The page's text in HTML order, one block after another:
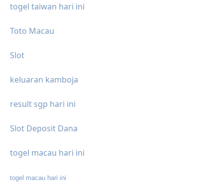
togel taiwan hari ini
Toto Macau
Slot
keluaran kamboja
result sgp hari ini
Slot Deposit Dana
togel macau hari ini
togel macau hari ini